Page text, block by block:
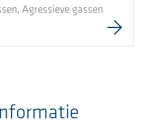
Agressieve gassen